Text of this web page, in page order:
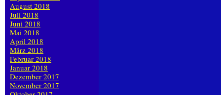
August 2018
Juli 2018
Juni 2018
Mai 2018
April 2018
März 2018
Februar 2018
Januar 2018
Dezember 2017
November 2017